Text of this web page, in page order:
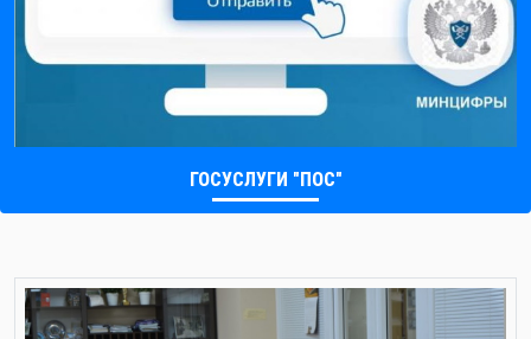
ГОСУСЛУГИ "ПОС"